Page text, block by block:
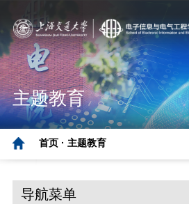
主题教育
首页 · 主题教育
导航菜单